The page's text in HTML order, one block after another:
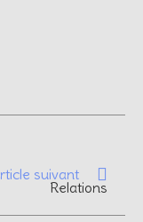
suivant
Relations